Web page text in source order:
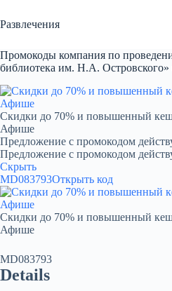
к
сути
Развлечения
Промокоды компания по
библиотека им. Н.А. Островского»
Скидки до 70% и повышенный
Афише
Предложение с промокодом
Предложение с промокодом
Скрыть
MD083793Открыть код
Скидки до 70% и повышенный
Афише
MD083793
Details